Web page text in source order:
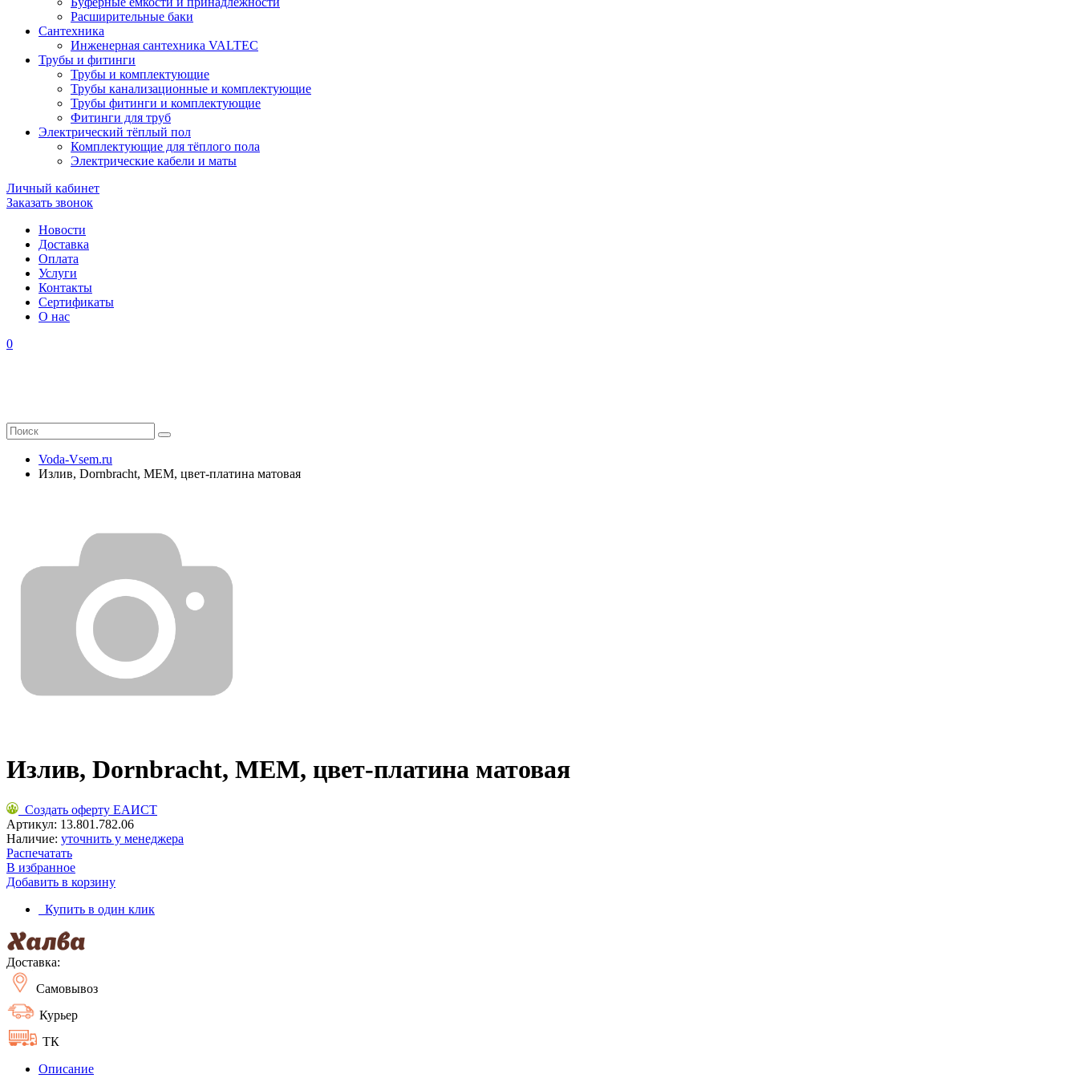
Расширительные баки
Сантехника
Инженерная сантехника VALTEC
Трубы и фитинги
Трубы и комплектующие
Трубы канализационные и комплектующие
Трубы фитинги и комплектующие
Фитинги для труб
Электрический тёплый пол
Комплектующие для тёплого пола
Электрические кабели и маты
Личный кабинет
Заказать звонок
Новости
Доставка
Оплата
Услуги
Контакты
Cертификаты
О нас
0
Voda-Vsem.ru
Излив, Dornbracht, MEM, цвет-платина матовая
Излив, Dornbracht, MEM, цвет-платина матовая
Создать оферту ЕАИСТ
Артикул: 13.801.782.06
Наличие: уточнить у менеджера
Распечатать
В избранное
Добавить в корзину
Купить в один клик
Доставка:
Самовывоз
Курьер
ТК
Описание